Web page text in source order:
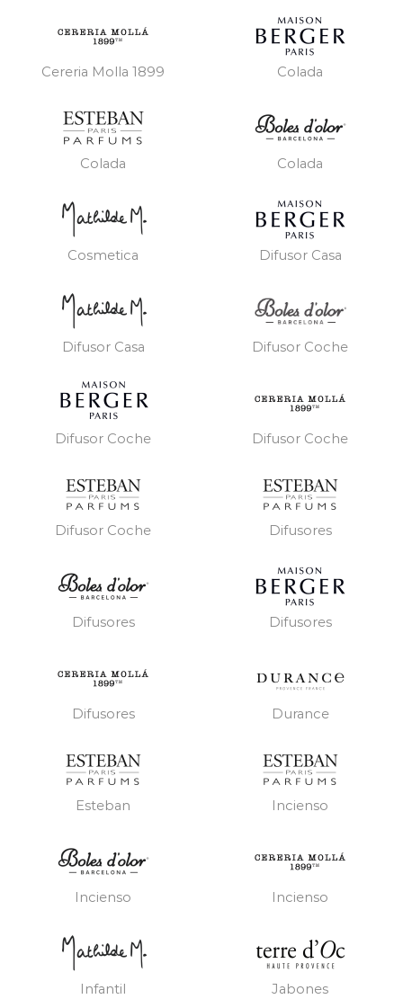
Cereria Molla 1899 Colada
Colada Colada
Cosmetica Difusor Casa
Difusor Casa Difusor Coche
Difusor Coche Difusor Coche
Difusor Coche Difusores
Difusores Difusores
Difusores Durance
Esteban Incienso
Incienso Incienso
Infantil Jabones